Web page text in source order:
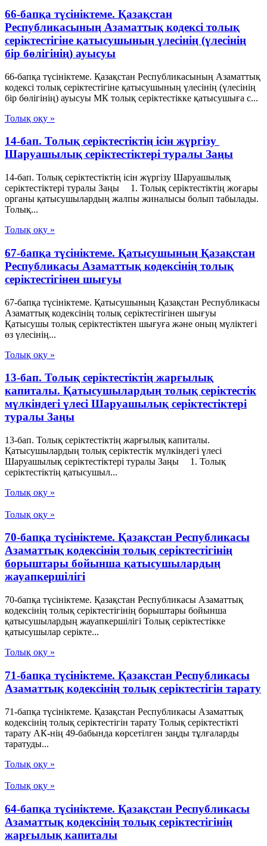
66-бапқа түсініктеме. Қазақстан
Республикасының Азаматтық кодексі толық
серіктестігіне қатысушының үлесінің (үлесінің
бір бөлігінің) ауысуы
66-бапқа түсініктеме. Қазақстан Республикасының Азаматтық
кодексі толық серіктестігіне қатысушының үлесінің (үлесінің
бір бөлігінің) ауысуы МК толық серіктестікке қатысушыға с...
Толық оқу »
14-бап. Толық серiктестiктiң iсiн жүргiзу
Шаруашылық серіктестіктері туралы Заңы
14-бап. Толық серiктестiктiң iсiн жүргiзу Шаруашылық
серіктестіктері туралы Заңы 1. Толық серiктестiктiң жоғары
органы қатысушылардың жалпы жиналысы болып табылады.
Толық...
Толық оқу »
67-бапқа түсініктеме. Қатысушының Қазақстан
Республикасы Азаматтық кодексінің толық
серіктестігінен шығуы
67-бапқа түсініктеме. Қатысушының Қазақстан Республикасы
Азаматтық кодексінің толық серіктестігінен шығуы
Қатысушы толық серіктестіктен шығуға және оның мүліктегі
өз үлесінің...
Толық оқу »
13-бап. Толық серiктестiктiң жарғылық
капиталы. Қатысушылардың толық серiктестiк
мүлкiндегi үлесi Шаруашылық серіктестіктері
туралы Заңы
13-бап. Толық серiктестiктiң жарғылық капиталы.
Қатысушылардың толық серiктестiк мүлкiндегi үлесi
Шаруашылық серіктестіктері туралы Заңы 1. Толық
серiктестiктiң қатысушыл...
Толық оқу »
Толық оқу »
70-бапқа түсініктеме. Қазақстан Республикасы
Азаматтық кодексінің толық серіктестігінің
борыштары бойынша қатысушылардың
жауапкершілігі
70-бапқа түсініктеме. Қазақстан Республикасы Азаматтық
кодексінің толық серіктестігінің борыштары бойынша
қатысушылардың жауапкершілігі Толық серіктестікке
қатысушылар серікте...
Толық оқу »
71-бапқа түсініктеме. Қазақстан Республикасы
Азаматтық кодексінің толық серіктестігін тарату
71-бапқа түсініктеме. Қазақстан Республикасы Азаматтық
кодексінің толық серіктестігін тарату Толық серіктестікті
тарату АК-нің 49-бабында көрсетілген заңды тұлғаларды
таратуды...
Толық оқу »
Толық оқу »
64-бапқа түсініктеме. Қазақстан Республикасы
Азаматтық кодексінің толық серіктестігінің
жарғылық капиталы